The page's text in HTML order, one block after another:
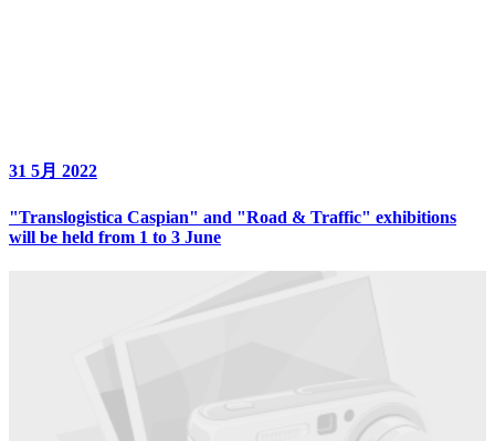
31 5月 2022
"Translogistica Caspian" and "Road & Traffic" exhibitions
will be held from 1 to 3 June